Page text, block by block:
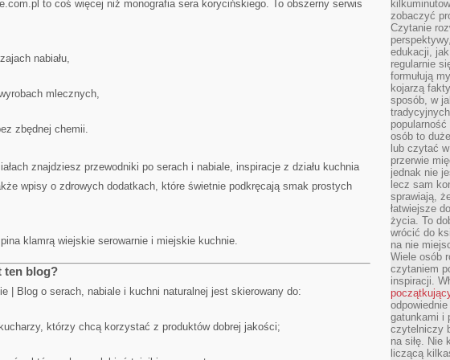
to coś więcej niż monografia sera korycińskiego. To obszerny serwis
nabiału,
mlecznych,
zbędnej chemii.
znajdziesz przewodniki po serach i nabiale, inspiracje z działu kuchnia
wpisy o zdrowych dodatkach, które świetnie podkręcają smak prostych
klamrą wiejskie serowarnie i miejskie kuchnie.
ten blog?
| Blog o serach, nabiale i kuchni naturalnej jest skierowany do:
którzy chcą korzystać z produktów dobrej jakości;
zobaczyć
Czytanie
edukacji,
regularnie
formułują
kojarzą
sposób, w
osób to
lub czytać
przerwie
jednak nie
lecz sam
sprawiają,
łatwiejsze
życia. To
wrócić do
na nie
Wiele osób
czytaniem
inspiracji.
gatunkami i
czytelniczy
na siłę. Nie
liczącą